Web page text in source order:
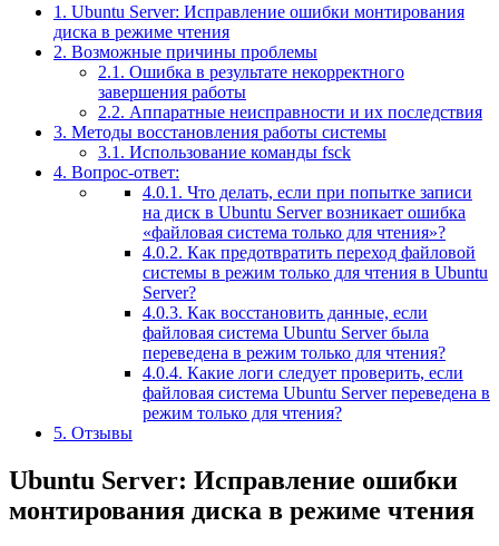
1. Ubuntu Server: Исправление ошибки монтирования
диска в режиме чтения
2. Возможные причины проблемы
2.1. Ошибка в результате некорректного
завершения работы
2.2. Аппаратные неисправности и их последствия
3. Методы восстановления работы системы
3.1. Использование команды fsck
4. Вопрос-ответ:
4.0.1. Что делать, если при попытке записи
на диск в Ubuntu Server возникает ошибка
«файловая система только для чтения»?
4.0.2. Как предотвратить переход файловой
системы в режим только для чтения в Ubuntu
Server?
4.0.3. Как восстановить данные, если
файловая система Ubuntu Server была
переведена в режим только для чтения?
4.0.4. Какие логи следует проверить, если
файловая система Ubuntu Server переведена в
режим только для чтения?
5. Отзывы
Ubuntu Server: Исправление ошибки
монтирования диска в режиме чтения